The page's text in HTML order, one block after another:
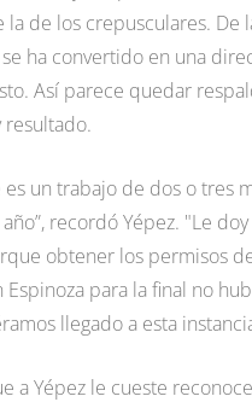
la de los crepusculares. De
ha convertido en una
Así parece quedar
resultado.
es un trabajo de dos o tres
recordó Yépez. "Le
obtener los permisos
Espinoza para la final no
llegado a esta
a Yépez le cueste